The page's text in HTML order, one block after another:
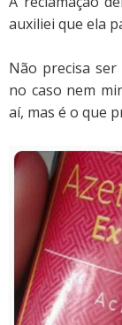
auxiliei que ela
Não precisa
no caso nem
aí, mas é o que